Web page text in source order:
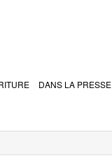
DANS LA PRESSE